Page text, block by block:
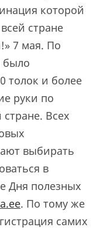
которой
стране
7 мая. По
было
толок и более
руки по
Всех
выбирать
в
Дня полезных
. По тому же
самих